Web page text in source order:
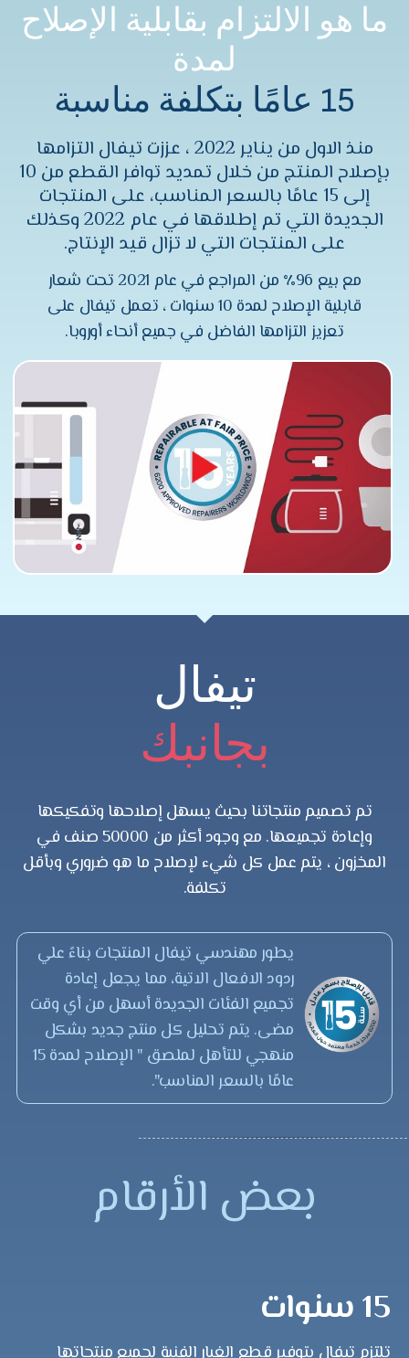
ما هو الالتزام بقابلية الإصلاح
لمدة
15 عامًا بتكلفة مناسبة
منذ الاول من يناير 2022 ، عززت تيفال التزامها
بإصلاح المنتج من خلال تمديد توافر القطع من 10
إلى 15 عامًا بالسعر المناسب، على المنتجات
الجديدة التي تم إطلاقها في عام 2022 وكذلك
على المنتجات التي لا تزال قيد الإنتاج.
مع بيع 96٪ من المراجع في عام 2021 تحت شعار
قابلية الإصلاح لمدة 10 سنوات ، تعمل تيفال على
تعزيز التزامها الفاضل في جميع أنحاء أوروبا.
تيفال
بجانبك
تم تصميم منتجاتنا بحيث يسهل إصلاحها وتفكيكها
وإعادة تجميعها. مع وجود أكثر من 50000 صنف في
المخزون ، يتم عمل كل شيء لإصلاح ما هو ضروري وبأقل
تكلفة.
يطور مهندسي تيفال المنتجات بناءً علي
ردود الافعال الاتية، مما يجعل إعادة
تجميع الفئات الجديدة أسهل من أي وقت
مضى. يتم تحليل كل منتج جديد بشكل
منهجي للتأهل لملصق " الإصلاح لمدة 15
عامًا بالسعر المناسب".
بعض الأرقام
15 سنوات